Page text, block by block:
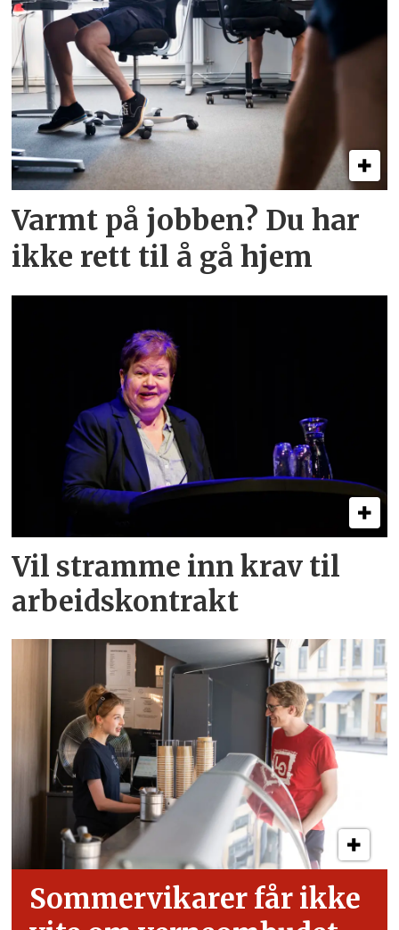
Varmt på jobben? Du har
ikke rett til å gå hjem
Vil stramme inn krav til
arbeids­kontrakt
Sommervikarer får ikke